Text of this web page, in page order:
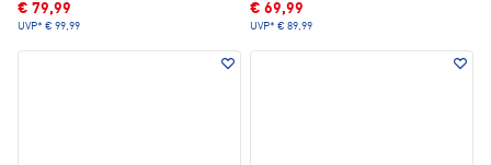
€ 79,99
UVP* € 99,99
€ 69,99
UVP* € 89,99